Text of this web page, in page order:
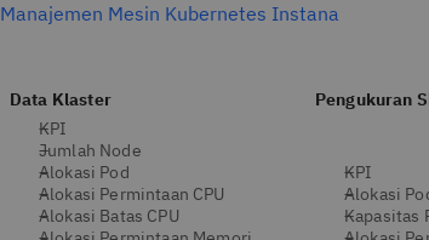
Manajemen Mesin Kubernetes Instana
Data Klaster
KPI
Jumlah Node
Alokasi Pod
Alokasi Permintaan CPU
Alokasi Batas CPU
Pengukuran
KPI
Alokasi
Kapasitas